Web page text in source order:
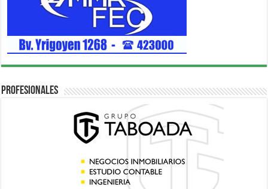
Profesionales